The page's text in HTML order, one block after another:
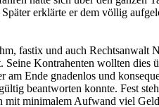
erklärte er dem völlig
fastix und auch Rechtsanwalt
Kontrahenten wollten dies
Ende gnadenlos und
beantworten konnte. Fest
mit minimalem Aufwand viel